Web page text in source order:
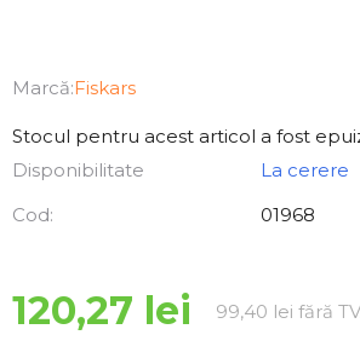
Marcă:Fiskars
Stocul pentru acest articol a fost
Disponibilitate
La cerere
Cod:
01968
120,27 lei 99,40 lei fără